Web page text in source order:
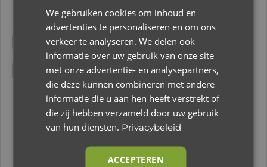
Beschrijving
Aanvullende informatie
Beoordelingen (0)
Beschrijving
Speelkleed Oud Roze 75×95 cm
We gebruiken cookies om inhoud en
advertenties te personaliseren en om ons
verkeer te analyseren. We delen ook
informatie over uw gebruik van onze site
met onze advertentie- en analysepartners,
die deze kunnen combineren met andere
informatie die u aan hen heeft verstrekt of
die zij hebben verzameld door uw gebruik
van hun diensten. Privacybeleid
ACCEPTEREN